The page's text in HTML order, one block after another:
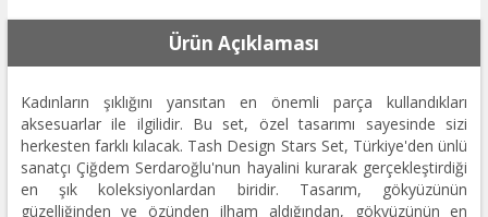
Ürün Açıklaması
Kadınların şıklığını yansıtan en önemli parça kullandıkları
aksesuarlar ile ilgilidir. Bu set, özel tasarımı sayesinde sizi
herkesten farklı kılacak. Tash Design Stars Set, Türkiye'den ünlü
sanatçı Çiğdem Serdaroğlu'nun hayalini kurarak gerçekleştirdiği
en şık koleksiyonlardan biridir. Tasarım, gökyüzünün
güzelliğinden ve özünden ilham aldığından, gökyüzünün en